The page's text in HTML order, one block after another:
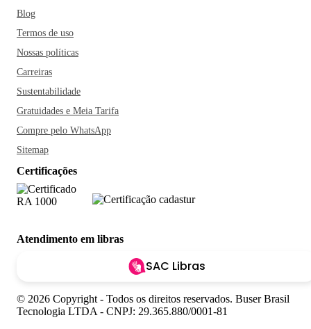
Blog
Termos de uso
Nossas políticas
Carreiras
Sustentabilidade
Gratuidades e Meia Tarifa
Compre pelo WhatsApp
Sitemap
Certificações
Atendimento em libras
SAC Libras
© 2026 Copyright - Todos os direitos reservados. Buser Brasil
Tecnologia LTDA - CNPJ: 29.365.880/0001-81